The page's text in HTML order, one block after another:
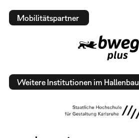
Mobilitätspartner
Weitere Institutionen im Hallenbau